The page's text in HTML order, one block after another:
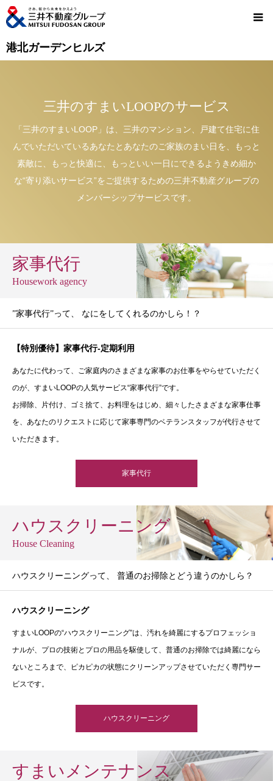
港北ガーデンヒルズ
三井のすまいLOOPのサービス
「三井のすまいLOOP」は、三井のマンション、戸建て住宅に住
んでいただいているあなたとあなたのご家族のまい日を、もっと
素敵に、もっと快適に、もっといい一日にできるようきめ細か
な“寄り添いサービス”をご提供するための三井不動産グループの
メンバーシップサービスです。
家事代行
Housework agency
”家事代行”って、 なにをしてくれるのかしら！？
【特別優待】家事代行-定期利用
あなたに代わって、ご家庭内のさまざまな家事のお仕事をやらせていただく
のが、すまいLOOPの人気サービス“家事代行”です。
お掃除、片付け、ゴミ捨て、お料理をはじめ、細々したさまざまな家事仕事
を、あなたのリクエストに応じて家事専門のベテランスタッフが代行させて
いただきます。
家事代行
ハウスクリーニング
House Cleaning
ハウスクリーニングって、 普通のお掃除とどう違うのかしら？
ハウスクリーニング
すまいLOOPの“ハウスクリーニング”は、汚れを綺麗にするプロフェッショ
ナルが、プロの技術とプロの用品を駆使して、普通のお掃除では綺麗になら
ないところまで、ピカピカの状態にクリーンアップさせていただく専門サー
ビスです。
ハウスクリーニング
すまいメンテナンス